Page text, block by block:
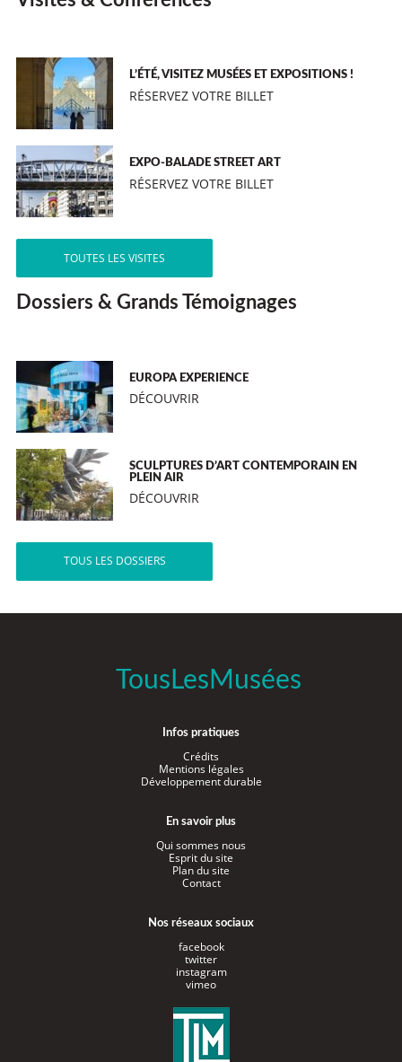
L’ÉTÉ, VISITEZ MUSÉES ET EXPOSITIONS !
RÉSERVEZ VOTRE BILLET
EXPO-BALADE STREET ART
RÉSERVEZ VOTRE BILLET
TOUTES LES VISITES
Dossiers & Grands Témoignages
EUROPA EXPERIENCE
DÉCOUVRIR
SCULPTURES D’ART CONTEMPORAIN EN
PLEIN AIR
DÉCOUVRIR
TOUS LES DOSSIERS
TousLesMusées
Infos pratiques
Crédits
Mentions légales
Développement durable
En savoir plus
Qui sommes nous
Esprit du site
Plan du site
Contact
Nos réseaux sociaux
facebook
twitter
instagram
vimeo